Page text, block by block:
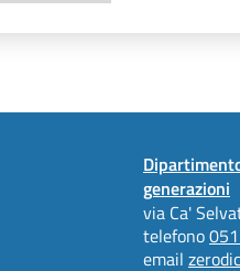
generazioni
via Ca'
telefono
email